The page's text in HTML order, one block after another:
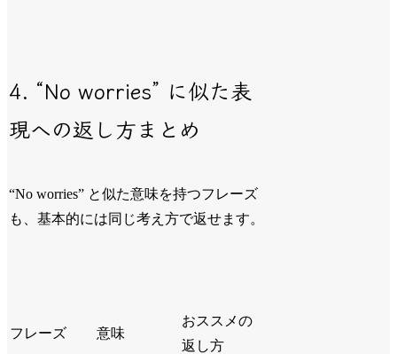
4. “No worries” に似た表
現への返し方まとめ
“No worries” と似た意味を持つフレーズ
も、基本的には同じ考え方で返せます。
フレーズ 意味
おススメの
返し方